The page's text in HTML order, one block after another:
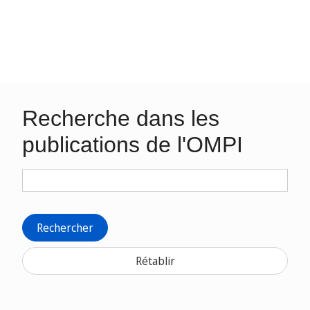
Recherche dans les
publications de l'OMPI
Rechercher
Rétablir